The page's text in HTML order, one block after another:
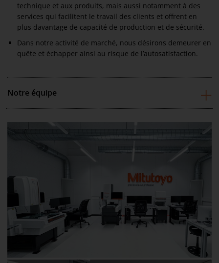
technique et aux produits, mais aussi notamment à des
services qui facilitent le travail des clients et offrent en
plus davantage de capacité de production et de sécurité.
Dans notre activité de marché, nous désirons demeurer en
quête et échapper ainsi au risque de l’autosatisfaction.
Notre équipe